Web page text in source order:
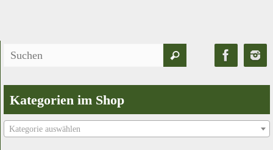
Suchen
Kategorien im Shop
Kategorie auswählen